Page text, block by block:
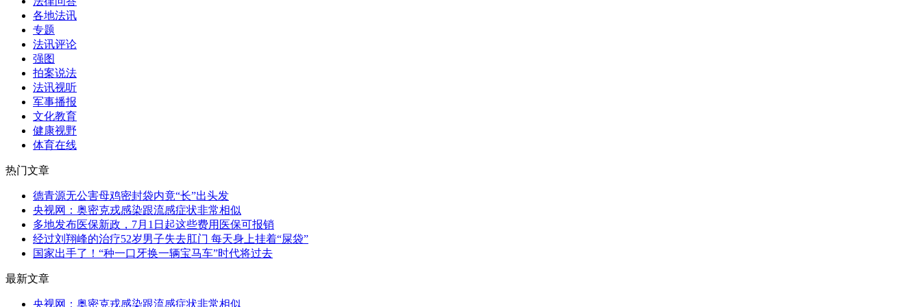
各地法讯
专题
法讯评论
强图
拍案说法
法讯视听
军事播报
文化教育
健康视野
体育在线
热门文章
德青源无公害母鸡密封袋内竟“长”出头发
央视网：奥密克戎感染跟流感症状非常相似
多地发布医保新政，7月1日起这些费用医保可报销
经过刘翔峰的治疗52岁男子失去肛门 每天身上挂着“屎袋”
国家出手了！“种一口牙换一辆宝马车”时代将过去
最新文章
央视网：奥密克戎感染跟流感症状非常相似